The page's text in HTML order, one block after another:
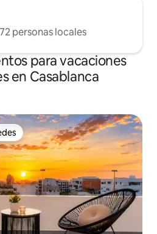
personas locales
para vacaciones
en Casablanca
preferido